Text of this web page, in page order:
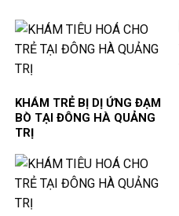
KHÁM TRẺ BỊ DỊ ỨNG ĐẠM
BÒ TẠI ĐÔNG HÀ QUẢNG
TRỊ